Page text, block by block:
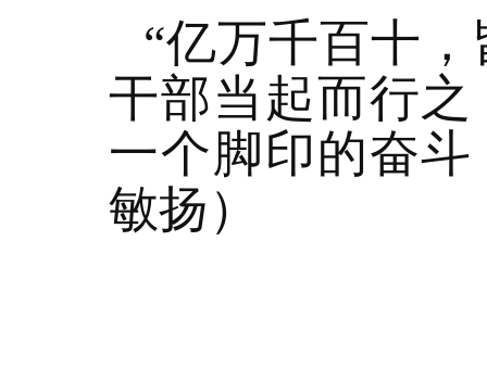
“亿万千百十
干部当起而行
一个脚印的奋
敏扬）